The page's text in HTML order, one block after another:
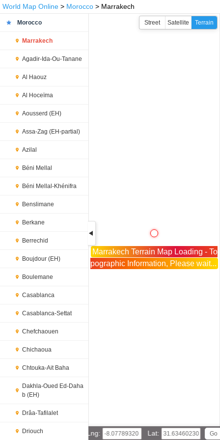
World Map Online > Morocco > Marrakech
Morocco
Marrakech
Agadir-Ida-Ou-Tanane
Al Haouz
Al Hoceïma
Aousserd (EH)
Assa-Zag (EH-partial)
Azilal
Béni Mellal
Béni Mellal-Khénifra
Benslimane
Berkane
Berrechid
Boujdour (EH)
Boulemane
Casablanca
Casablanca-Settat
Chefchaouen
Chichaoua
Chtouka-Ait Baha
Dakhla-Oued Ed-Daha
b (EH)
Drâa-Tafilalet
Driouch
Marrakech Terrain Map Loading - To
pographic Information, Please wait...
Lng: Lat:
Street Satellite Terrain